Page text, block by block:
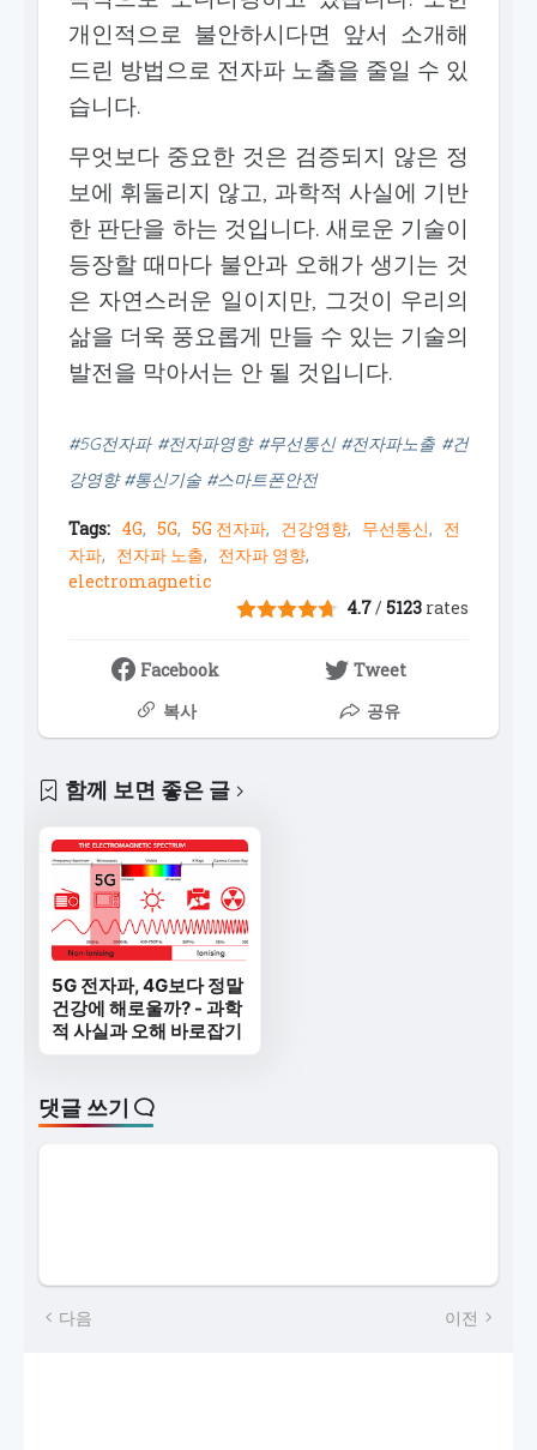
개인적으로 불안하시다면 앞서 소개해
드린 방법으로 전자파 노출을 줄일 수 있
습니다.
무엇보다 중요한 것은 검증되지 않은 정
보에 휘둘리지 않고, 과학적 사실에 기반
한 판단을 하는 것입니다. 새로운 기술이
등장할 때마다 불안과 오해가 생기는 것
은 자연스러운 일이지만, 그것이 우리의
삶을 더욱 풍요롭게 만들 수 있는 기술의
발전을 막아서는 안 될 것입니다.
#5G전자파 #전자파영향 #무선통신 #전자파노출 #건
강영향 #통신기술 #스마트폰안전
Tags: 4G 5G 5G 전자파 건강영향 무선통신
전
자파
전자파 노출
전자파 영향
electromagnetic
4.7/5123 rates
Facebook
Tweet
복사
공유
함께 보면 좋은 글
5G 전자파, 4G보다 정말
건강에 해로울까? - 과학
적 사실과 오해 바로잡기
댓글 쓰기
다음 이전